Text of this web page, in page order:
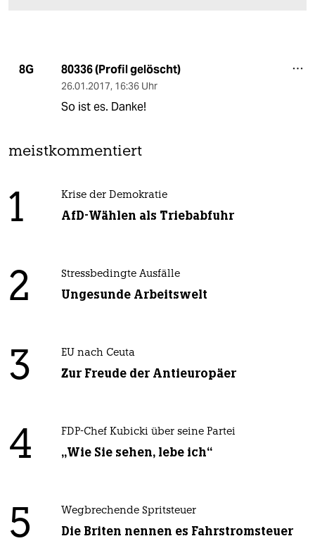
8G 80336 (Profil gelöscht)
26.01.2017, 16:36 Uhr
So ist es. Danke!
meistkommentiert
1 Krise der Demokratie
AfD-Wählen als Triebabfuhr
2 Stressbedingte Ausfälle
Ungesunde Arbeitswelt
3 EU nach Ceuta
Zur Freude der Antieuropäer
4 FDP-Chef Kubicki über seine Partei
„Wie Sie sehen, lebe ich“
5 Wegbrechende Spritsteuer
Die Briten nennen es Fahrstromsteuer